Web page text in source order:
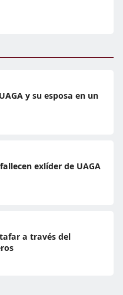
y su esposa en un
exlíder de UAGA
a través del